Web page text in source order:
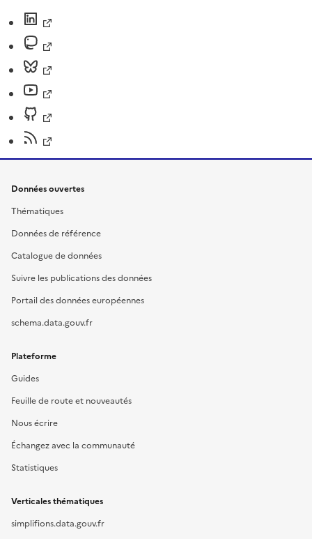
Données ouvertes
Thématiques
Données de référence
Catalogue de données
Suivre les publications des données
Portail des données européennes
schema.data.gouv.fr
Plateforme
Guides
Feuille de route et nouveautés
Nous écrire
Échangez avec la communauté
Statistiques
Verticales thématiques
simplifions.data.gouv.fr